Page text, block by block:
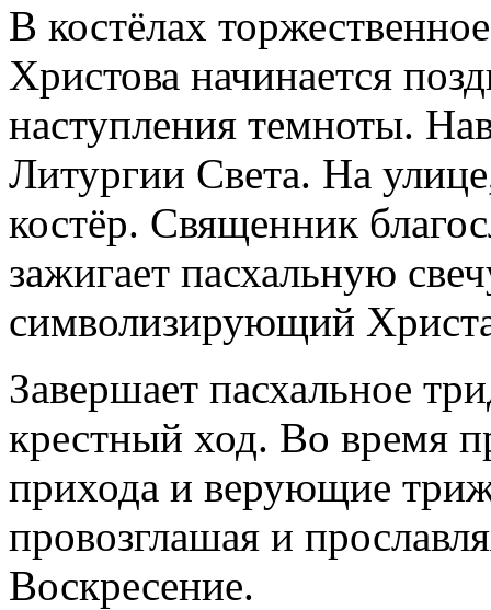
В костёлах
Христова начинается
наступления темноты.
Литургии Света. На
костёр. Священник
зажигает пасхальную
символизирующий
Завершает пасхальное
крестный ход. Во время
прихода и верующие
провозглашая и
Воскресение.